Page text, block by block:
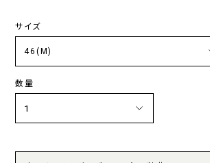
サイズ
数量